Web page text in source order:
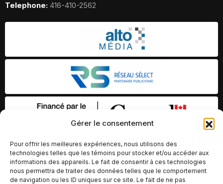
Gérer le consentement
Pour offrir les meilleures expériences, nous utilisons des
technologies telles que les témoins pour stocker et/ou accéder aux
informations des appareils. Le fait de consentir à ces technologies
nous permettra de traiter des données telles que le comportement
de navigation ou les ID uniques sur ce site. Le fait de ne pas
Telephone: 416-410-2562